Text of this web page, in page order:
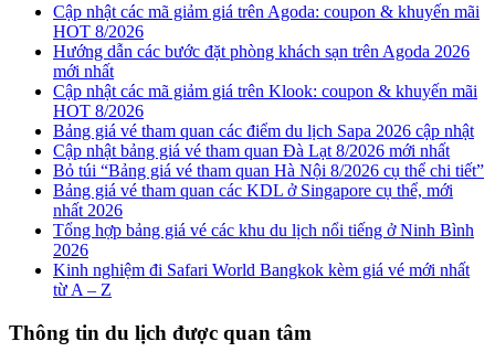
Cập nhật các mã giảm giá trên Agoda: coupon & khuyến mãi
HOT 8/2026
Hướng dẫn các bước đặt phòng khách sạn trên Agoda 2026
mới nhất
Cập nhật các mã giảm giá trên Klook: coupon & khuyến mãi
HOT 8/2026
Bảng giá vé tham quan các điểm du lịch Sapa 2026 cập nhật
Cập nhật bảng giá vé tham quan Đà Lạt 8/2026 mới nhất
Bỏ túi “Bảng giá vé tham quan Hà Nội 8/2026 cụ thể chi tiết”
Bảng giá vé tham quan các KDL ở Singapore cụ thể, mới
nhất 2026
Tổng hợp bảng giá vé các khu du lịch nổi tiếng ở Ninh Bình
2026
Kinh nghiệm đi Safari World Bangkok kèm giá vé mới nhất
từ A – Z
Thông tin du lịch được quan tâm